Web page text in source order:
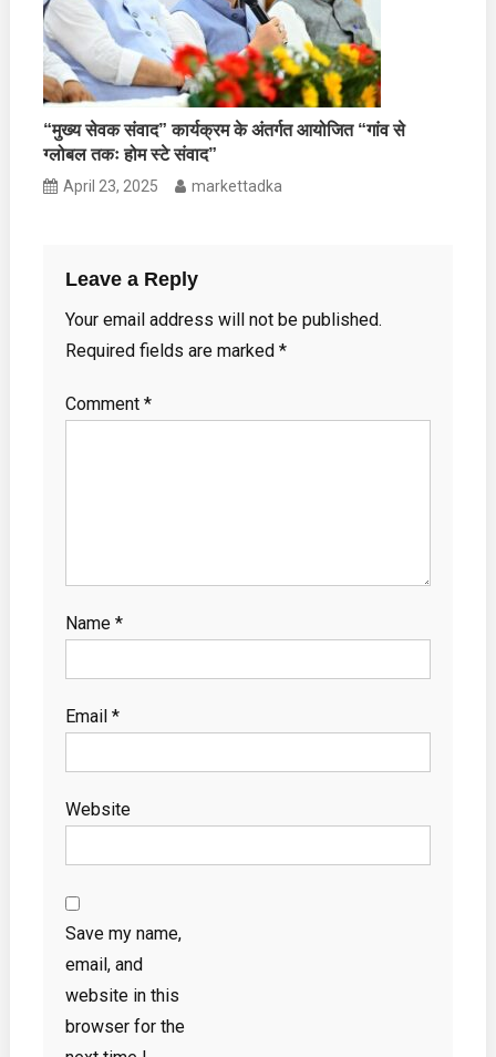
“मुख्य सेवक संवाद” कार्यक्रम के अंतर्गत आयोजित “गांव से
ग्लोबल तकः होम स्टे संवाद”
April 23, 2025 markettadka
Leave a Reply
Your email address will not be published.
Required fields are marked *
Comment *
Name *
Email *
Website
Save my name,
email, and
website in this
browser for the